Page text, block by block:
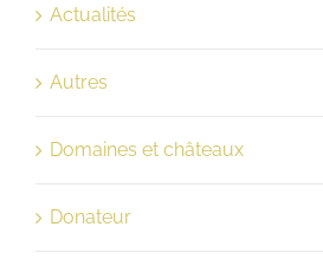
Actualités
Autres
Domaines et châteaux
Donateur